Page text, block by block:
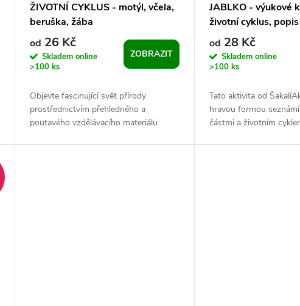
ŽIVOTNÍ CYKLUS - motýl, včela,
beruška, žába
od 26 Kč
Skladem online
>100 ks
ZOBRAZIT
Objevte fascinující svět přírody
prostřednictvím přehledného a
poutavého vzdělávacího materiálu
JABLKO - výukové
životní cyklus,
od 28 Kč
Skladem online
>100 ks
Tato aktivita od
hravou formou
částmi a životním